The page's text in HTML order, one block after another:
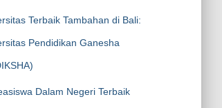
Terbaik Tambahan di Bali:
Pendidikan Ganesha
Dalam Negeri Terbaik